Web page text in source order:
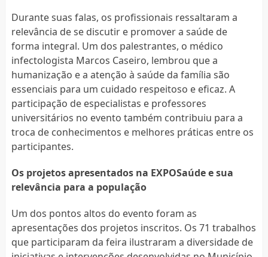
Durante suas falas, os profissionais ressaltaram a
relevância de se discutir e promover a saúde de
forma integral. Um dos palestrantes, o médico
infectologista Marcos Caseiro, lembrou que a
humanização e a atenção à saúde da família são
essenciais para um cuidado respeitoso e eficaz. A
participação de especialistas e professores
universitários no evento também contribuiu para a
troca de conhecimentos e melhores práticas entre os
participantes.
Os projetos apresentados na EXPOSaúde e sua
relevância para a população
Um dos pontos altos do evento foram as
apresentações dos projetos inscritos. Os 71 trabalhos
que participaram da feira ilustraram a diversidade de